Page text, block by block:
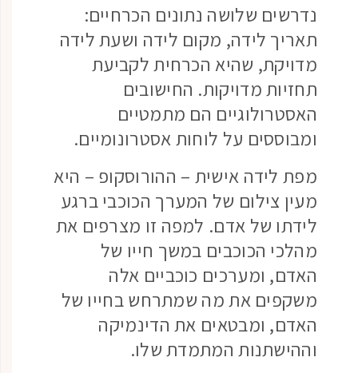
נדרשים שלושה נתונים הכרחיים:
תאריך לידה, מקום לידה ושעת לידה
מדויקת, שהיא הכרחית לקביעת
תחזיות מדויקות. החישובים
האסטרולוגיים הם מתמטיים
ומבוססים על לוחות אסטרונומיים.
מפת לידה אישית – ההורוסקופ – היא
מעין צילום של המערך הכוכבי ברגע
לידתו של אדם. למפה זו מצרפים את
מהלכי הכוכבים במשך חייו של
האדם, ומערכים כוכביים אלה
משקפים את מה שמתרחש בחייו של
האדם, ומבטאים את הדינמיקה
וההישתנות המתמדת שלו.